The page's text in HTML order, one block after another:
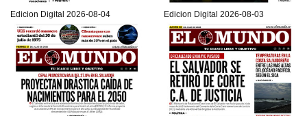
Edicion Digital 2026-08-04 Edicion Digital 2026-08-03